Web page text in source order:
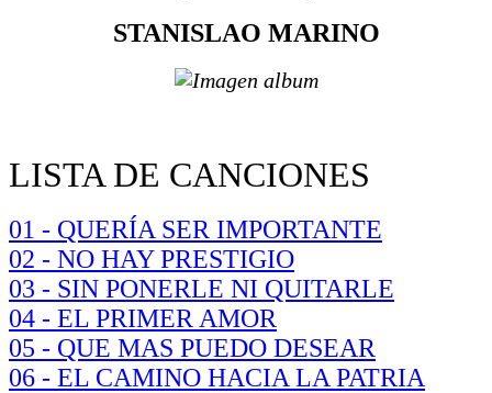
STANISLAO MARINO
LISTA DE CANCIONES
01 - QUERÍA SER IMPORTANTE
02 - NO HAY PRESTIGIO
03 - SIN PONERLE NI QUITARLE
04 - EL PRIMER AMOR
05 - QUE MAS PUEDO DESEAR
06 - EL CAMINO HACIA LA PATRIA